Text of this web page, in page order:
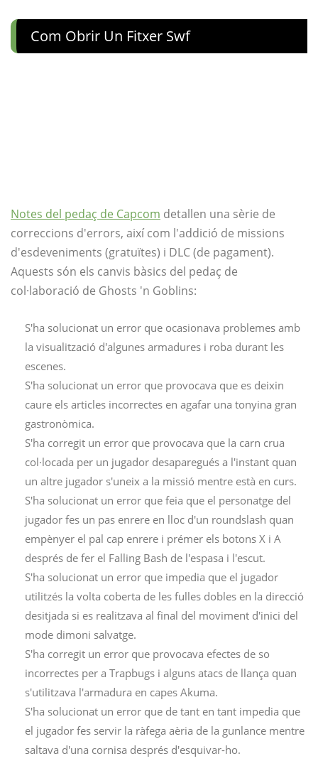
Com Obrir Un Fitxer Swf
Notes del pedaç de Capcom detallen una sèrie de
correccions d'errors, així com l'addició de missions
d'esdeveniments (gratuïtes) i DLC (de pagament).
Aquests són els canvis bàsics del pedaç de
col·laboració de Ghosts 'n Goblins:
S'ha solucionat un error que ocasionava problemes amb
la visualització d'algunes armadures i roba durant les
escenes.
S'ha solucionat un error que provocava que es deixin
caure els articles incorrectes en agafar una tonyina gran
gastronòmica.
S'ha corregit un error que provocava que la carn crua
col·locada per un jugador desaparegués a l'instant quan
un altre jugador s'uneix a la missió mentre està en curs.
S'ha solucionat un error que feia que el personatge del
jugador fes un pas enrere en lloc d'un roundslash quan
empènyer el pal cap enrere i prémer els botons X i A
després de fer el Falling Bash de l'espasa i l'escut.
S'ha solucionat un error que impedia que el jugador
utilitzés la volta coberta de les fulles dobles en la direcció
desitjada si es realitzava al final del moviment d'inici del
mode dimoni salvatge.
S'ha corregit un error que provocava efectes de so
incorrectes per a Trapbugs i alguns atacs de llança quan
s'utilitzava l'armadura en capes Akuma.
S'ha solucionat un error que de tant en tant impedia que
el jugador fes servir la ràfega aèria de la gunlance mentre
saltava d'una cornisa després d'esquivar-ho.